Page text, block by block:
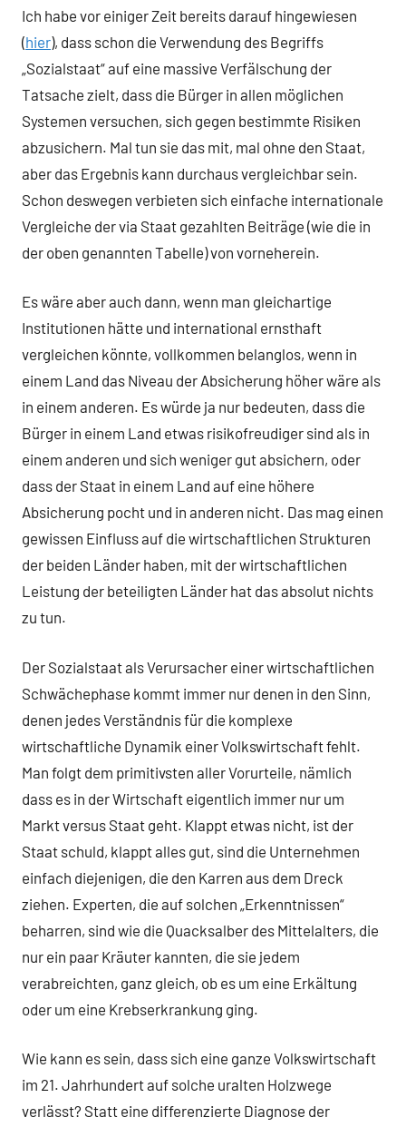
Ich habe vor einiger Zeit bereits darauf hingewiesen
(hier), dass schon die Verwendung des Begriffs
„Sozialstaat“ auf eine massive Verfälschung der
Tatsache zielt, dass die Bürger in allen möglichen
Systemen versuchen, sich gegen bestimmte Risiken
abzusichern. Mal tun sie das mit, mal ohne den Staat,
aber das Ergebnis kann durchaus vergleichbar sein.
Schon deswegen verbieten sich einfache internationale
Vergleiche der via Staat gezahlten Beiträge (wie die in
der oben genannten Tabelle) von vorneherein.
Es wäre aber auch dann, wenn man gleichartige
Institutionen hätte und international ernsthaft
vergleichen könnte, vollkommen belanglos, wenn in
einem Land das Niveau der Absicherung höher wäre als
in einem anderen. Es würde ja nur bedeuten, dass die
Bürger in einem Land etwas risikofreudiger sind als in
einem anderen und sich weniger gut absichern, oder
dass der Staat in einem Land auf eine höhere
Absicherung pocht und in anderen nicht. Das mag einen
gewissen Einfluss auf die wirtschaftlichen Strukturen
der beiden Länder haben, mit der wirtschaftlichen
Leistung der beteiligten Länder hat das absolut nichts
zu tun.
Der Sozialstaat als Verursacher einer wirtschaftlichen
Schwächephase kommt immer nur denen in den Sinn,
denen jedes Verständnis für die komplexe
wirtschaftliche Dynamik einer Volkswirtschaft fehlt.
Man folgt dem primitivsten aller Vorurteile, nämlich
dass es in der Wirtschaft eigentlich immer nur um
Markt versus Staat geht. Klappt etwas nicht, ist der
Staat schuld, klappt alles gut, sind die Unternehmen
einfach diejenigen, die den Karren aus dem Dreck
ziehen. Experten, die auf solchen „Erkenntnissen“
beharren, sind wie die Quacksalber des Mittelalters, die
nur ein paar Kräuter kannten, die sie jedem
verabreichten, ganz gleich, ob es um eine Erkältung
oder um eine Krebserkrankung ging.
Wie kann es sein, dass sich eine ganze Volkswirtschaft
im 21. Jahrhundert auf solche uralten Holzwege
verlässt? Statt eine differenzierte Diagnose der